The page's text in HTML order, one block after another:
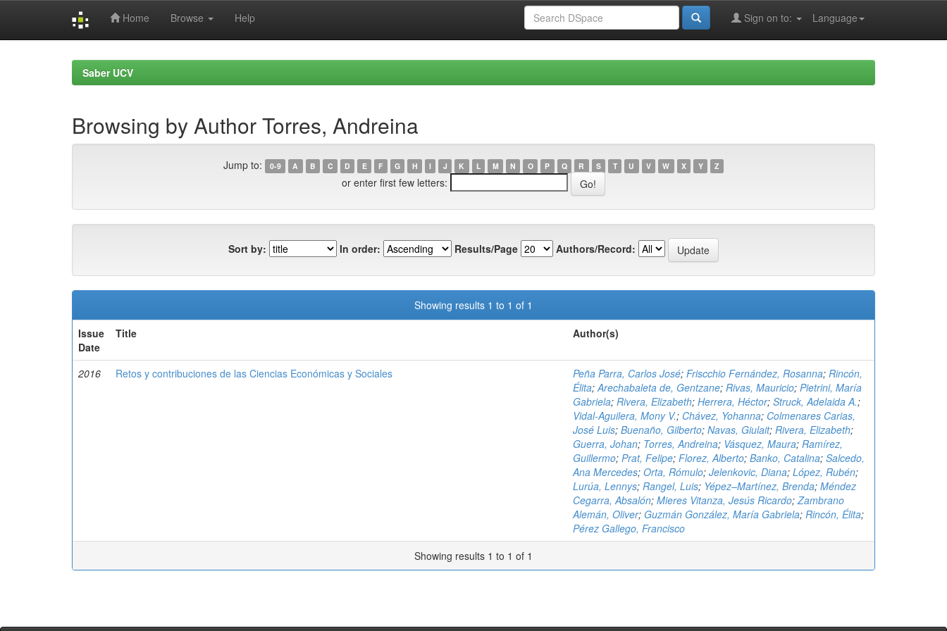
Home Browse Help Language
Sign on to:
Saber UCV
Browsing by Author Torres, Andreina
Jump to: 0-9 A B C D E F G H I J K L M N O P Q R S T U V W X Y Z
or enter first few letters:
Sort by: In order: Results/Page Authors/Record:
Showing results 1 to 1 of 1
Issue
Date
Title Author(s)
2016 Retos y contribuciones de las Ciencias Económicas y Sociales Peña Parra, Carlos José; Friscchio Fernández, Rosanna; Rincón,
Élita;Arechabaleta de, Gentzane; Rivas, Mauricio; Pietrini, María
Gabriela; Rivera, Elizabeth; Herrera, Héctor; Struck, Adelaida A.;
Vidal-Aguilera, Mony V.; Chávez, Yohanna; Colmenares Carias,
José Luis; Buenaño, Gilberto; Navas, Giulait; Rivera, Elizabeth;
Guerra, Johan; Torres, Andreina; Vásquez, Maura; Ramírez,
Guillermo; Prat, Felipe; Florez, Alberto; Banko, Catalina; Salcedo,
Ana Mercedes; Orta, Rómulo; Jelenkovic, Diana; López, Rubén;
Lurúa, Lennys; Rangel, Luis; Yépez–Martínez, Brenda; Méndez
Cegarra, Absalón; Mieres Vitanza, Jesús Ricardo;Zambrano
Alemán, Oliver; Guzmán González, María Gabriela; Rincón, Élita;
Pérez Gallego, Francisco
Showing results 1 to 1 of 1